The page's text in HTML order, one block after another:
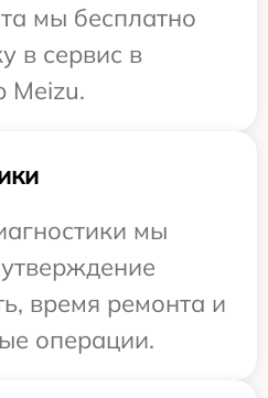
мы бесплатно
в сервис в
Meizu.
мы
время ремонта и
операции.